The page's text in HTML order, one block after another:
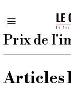
Prix de
Articles